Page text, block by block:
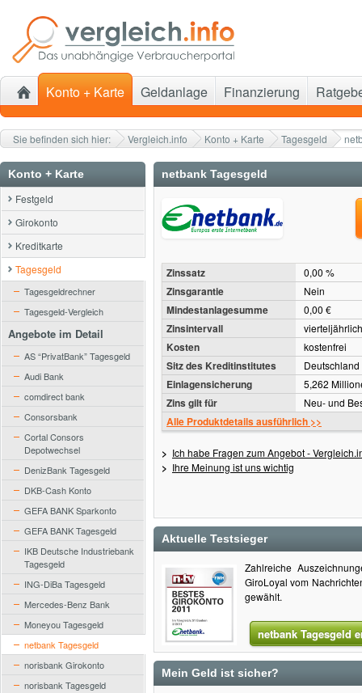
Sie befinden sich hier: Vergleich.info Konto + Karte Tagesgeld
Konto + Karte
Festgeld
Girokonto
Kreditkarte
Tagesgeld
Tagesgeldrechner
Tagesgeld-Vergleich
Angebote im Detail
AS “PrivatBank” Tagesgeld
Audi Bank
comdirect bank
Consorsbank
Cortal Consors
Depotwechsel
DenizBank Tagesgeld
DKB-Cash Konto
GEFA BANK Sparkonto
GEFA BANK Tagesgeld
IKB Deutsche Industriebank
Tagesgeld
ING-DiBa Tagesgeld
Mercedes-Benz Bank
Moneyou Tagesgeld
netbank Tagesgeld
norisbank Girokonto
norisbank Tagesgeld
netbank Tagesgeld
Zinssatz 0,00 %
Zinsgarantie Nein
Mindestanlagesumme 0,00 €
Zinsintervall vierteljährlich
Kosten kostenfrei
Sitz des Kreditinstitutes Deutschland
Einlagensicherung 5,262
Zins gilt für Neu- und
Alle Produktdetails ausführlich >>
> Ich habe Fragen zum Angebot -
> Ihre Meinung ist uns wichtig
Aktuelle Testsieger
Zahlreiche
GiroLoyal vom
gewählt.
netbank Tagesgeld
Mein Geld ist sicher?
Konto + Karte Geldanlage Finanzierung